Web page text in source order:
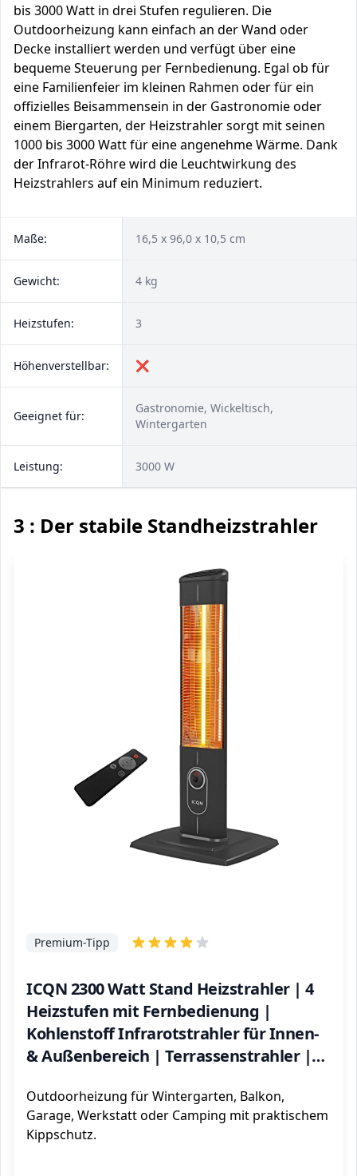
bis 3000 Watt in drei Stufen regulieren. Die
Outdoorheizung kann einfach an der Wand oder
Decke installiert werden und verfügt über eine
bequeme Steuerung per Fernbedienung. Egal ob für
eine Familienfeier im kleinen Rahmen oder für ein
offizielles Beisammensein in der Gastronomie oder
einem Biergarten, der Heizstrahler sorgt mit seinen
1000 bis 3000 Watt für eine angenehme Wärme. Dank
der Infrarot-Röhre wird die Leuchtwirkung des
Heizstrahlers auf ein Minimum reduziert.
Maße: 16,5 x 96,0 x 10,5 cm
Gewicht: 4 kg
Heizstufen: 3
Höhenverstellbar: ❌
Geeignet für:
Gastronomie, Wickeltisch,
Wintergarten
Leistung: 3000 W
3 : Der stabile Standheizstrahler
ICQN 2300 Watt Stand Heizstrahler | 4
Heizstufen mit Fernbedienung |
Kohlenstoff Infrarotstrahler für Innen-
& Außenbereich | Terrassenstrahler |
Premium-Tipp
Outdoorheizung für Wintergarten, Balkon,
Garage, Werkstatt oder Camping mit praktischem
Kippschutz.